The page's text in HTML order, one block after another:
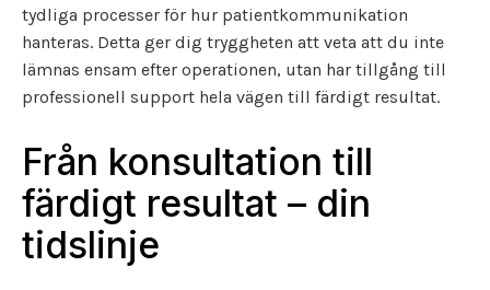
tydliga processer för hur patientkommunikation
hanteras. Detta ger dig tryggheten att veta att du inte
lämnas ensam efter operationen, utan har tillgång till
professionell support hela vägen till färdigt resultat.
Från konsultation till
färdigt resultat – din
tidslinje